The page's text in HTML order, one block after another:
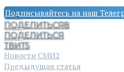
Подписывайтесь на наш
ПОДЕЛИТЬСЯ8
ПОДЕЛИТЬСЯ
ТВИТ5
Новости СМИ2
Предыдущая статья